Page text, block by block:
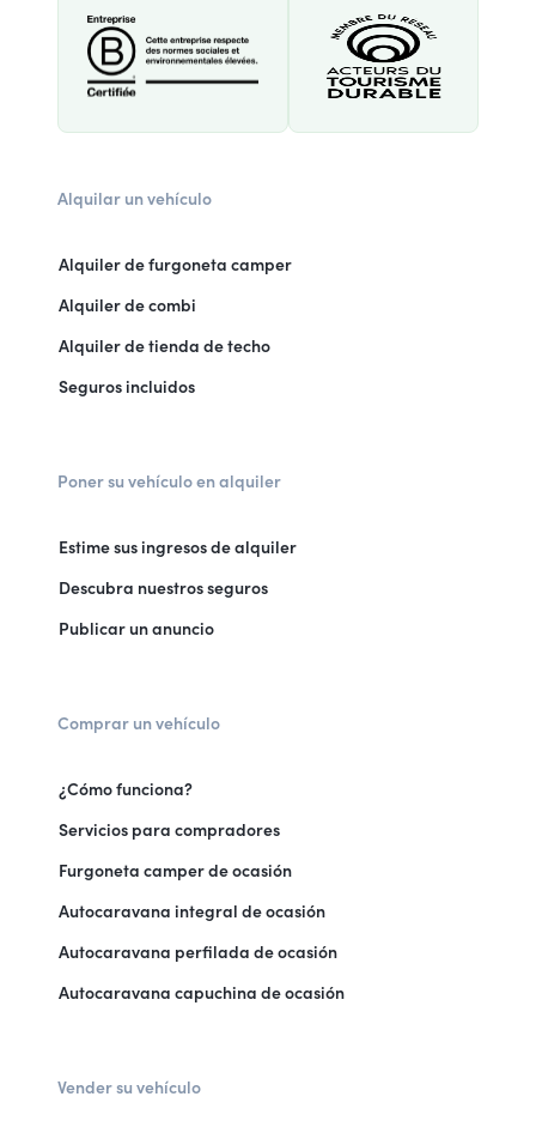
Alquilar un vehículo
Alquiler de furgoneta camper
Alquiler de combi
Alquiler de tienda de techo
Seguros incluidos
Poner su vehículo en alquiler
Estime sus ingresos de alquiler
Descubra nuestros seguros
Publicar un anuncio
Comprar un vehículo
¿Cómo funciona?
Servicios para compradores
Furgoneta camper de ocasión
Autocaravana integral de ocasión
Autocaravana perfilada de ocasión
Autocaravana capuchina de ocasión
Vender su vehículo